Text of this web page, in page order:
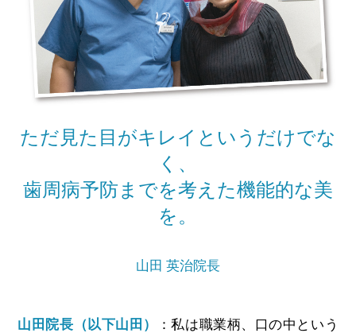
ただ見た目がキレイというだけでな
く、
歯周病予防までを考えた機能的な美
を。
山田 英治院長
山田院長（以下山田）
：私は職業柄、口の中という